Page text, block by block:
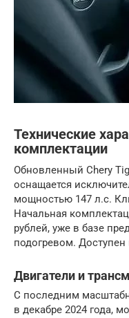
Технические
комплектации
Обновленный Chery
оснащается
мощностью 147 л.с.
Начальная
рублей, уже в базе
подогревом.
Двигатели и
С последним
в декабре 2024 года,